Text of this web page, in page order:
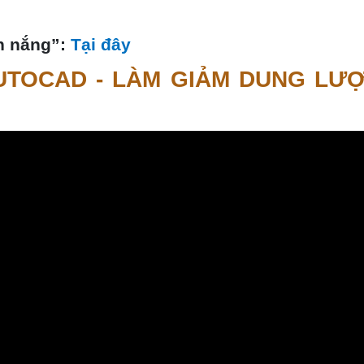
nắng”: Tại đây
- LÀM GIẢM DUNG